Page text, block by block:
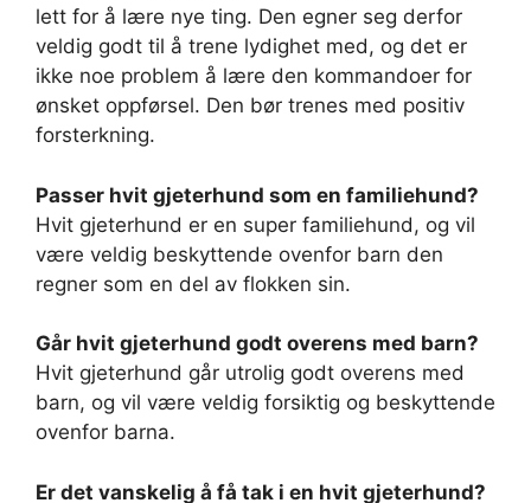
lett for å lære nye ting. Den egner seg derfor
veldig godt til å trene lydighet med, og det er
ikke noe problem å lære den kommandoer for
ønsket oppførsel. Den bør trenes med positiv
forsterkning.
Passer hvit gjeterhund som en familiehund?
Hvit gjeterhund er en super familiehund, og vil
være veldig beskyttende ovenfor barn den
regner som en del av flokken sin.
Går hvit gjeterhund godt overens med barn?
Hvit gjeterhund går utrolig godt overens med
barn, og vil være veldig forsiktig og beskyttende
ovenfor barna.
Er det vanskelig å få tak i en hvit gjeterhund?